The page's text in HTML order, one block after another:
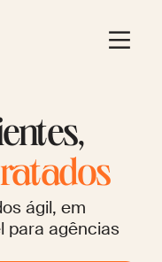
ágil, em
para agências